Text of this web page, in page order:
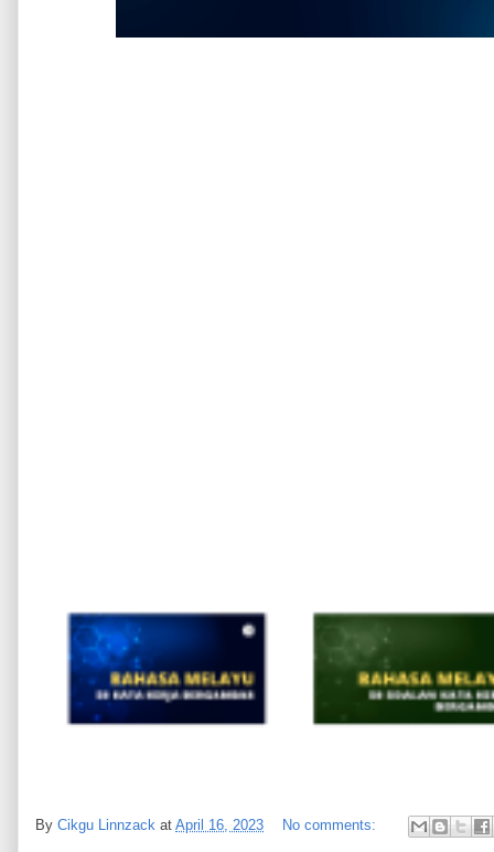
By Cikgu Linnzack at April 16, 2023 No comments: